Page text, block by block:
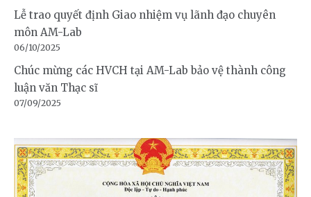
Lễ trao quyết định Giao nhiệm vụ lãnh đạo chuyên
môn AM-Lab
06/10/2025
Chúc mừng các HVCH tại AM-Lab bảo vệ thành công
luận văn Thạc sĩ
07/09/2025